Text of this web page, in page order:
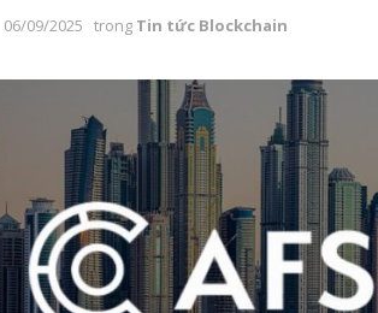
06/09/2025 trong Tin tức Blockchain